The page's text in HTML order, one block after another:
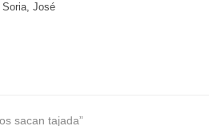
José
sacan tajada”